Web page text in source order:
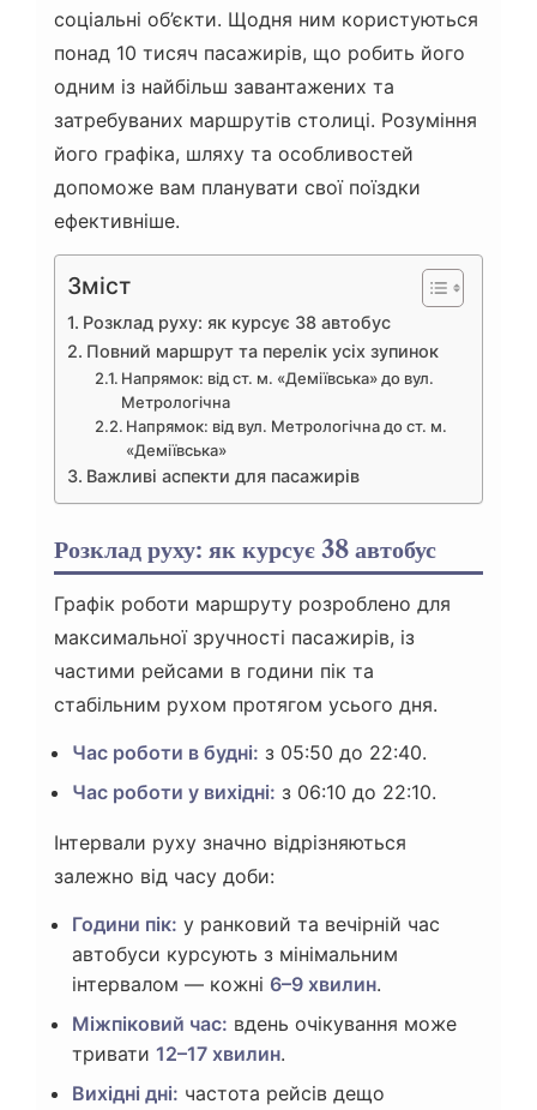
соціальні об’єкти. Щодня ним користуються
понад 10 тисяч пасажирів, що робить його
одним із найбільш завантажених та
затребуваних маршрутів столиці. Розуміння
його графіка, шляху та особливостей
допоможе вам планувати свої поїздки
ефективніше.
Зміст
Розклад руху: як курсує 38 автобус
Повний маршрут та перелік усіх зупинок
Напрямок: від ст. м. «Деміївська» до вул.
Метрологічна
Напрямок: від вул. Метрологічна до ст. м.
«Деміївська»
Важливі аспекти для пасажирів
Розклад руху: як курсує 38 автобус
Графік роботи маршруту розроблено для
максимальної зручності пасажирів, із
частими рейсами в години пік та
стабільним рухом протягом усього дня.
Час роботи в будні: з 05:50 до 22:40.
Час роботи у вихідні: з 06:10 до 22:10.
Інтервали руху значно відрізняються
залежно від часу доби:
Години пік: у ранковий та вечірній час
автобуси курсують з мінімальним
інтервалом — кожні 6–9 хвилин.
Міжпіковий час: вдень очікування може
тривати 12–17 хвилин.
Вихідні дні: частота рейсів дещо